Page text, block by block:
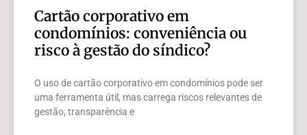
Cartão corporativo em
condomínios: conveniência ou
risco à gestão do síndico?
O uso de cartão corporativo em condomínios pode ser
uma ferramenta útil, mas carrega riscos relevantes de
gestão, transparência e